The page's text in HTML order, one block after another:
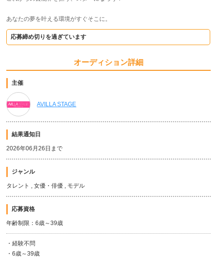
あなたの夢を叶える環境がすぐそこに。
応募締め切りを過ぎています
オーディション詳細
主催
AVILLA STAGE
結果通知日
2026年06月26日まで
ジャンル
タレント , 女優・俳優 , モデル
応募資格
年齢制限：6歳～39歳
・経験不問
・6歳～39歳